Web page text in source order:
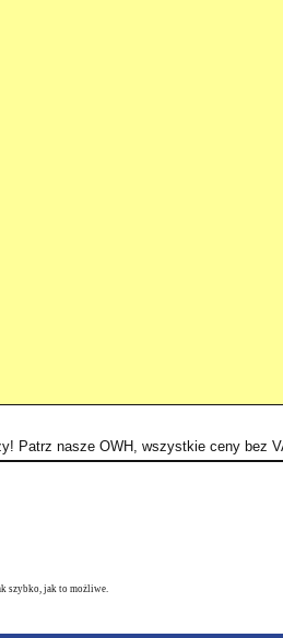
Patrz nasze OWH, wszystkie ceny bez
szybko, jak to możliwe.